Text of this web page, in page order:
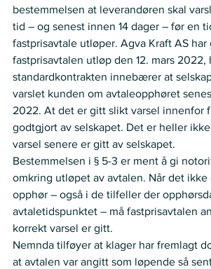
bestemmelsen at leverandøren skal
tid – og senest innen 14 dager – før en
fastprisavtale utløper. Agva Kraft AS
fastprisavtalen utløp den 12. mars
standardkontrakten innebærer at
varslet kunden om avtaleopphøret
2022. At det er gitt slikt varsel innenfor
godtgjort av selskapet. Det er heller
varsel senere er gitt av selskapet.
Bestemmelsen i § 5-3 er ment å gi
omkring utløpet av avtalen. Når det ikke
opphør – også i de tilfeller der
avtaletidspunktet – må fastprisavtalen
korrekt varsel er gitt.
Nemnda tilføyer at klager har fremlagt
at avtalen var angitt som løpende så